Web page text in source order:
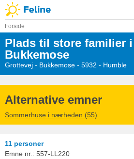
Forside
Plads til store familier
Bukkemose
Grottevej - Bukkemose - 5932 - Humble
Alternative emner
Sommerhuse i nærheden (55)
11 personer
Emne nr.: 557-LL220